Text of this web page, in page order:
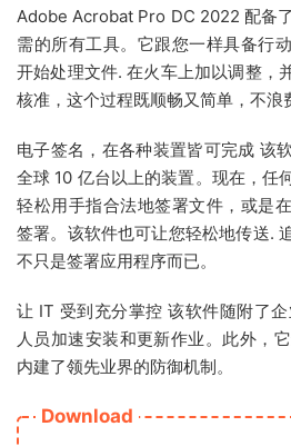
Adobe Acrobat Pro DC 2022 配备
需的所有工具。它跟您一样具备行
开始处理文件. 在火车上加以调整，
核准，这个过程既顺畅又简单，不浪
电子签名，在各种装置皆可完成 该
全球 10 亿台以上的装置。现在，任
轻松用手指合法地签署文件，或是
签署。该软件也可让您轻松地传送.
不只是签署应用程序而已。
让 IT 受到充分掌控 该软件随附了
人员加速安装和更新作业。此外，
内建了领先业界的防御机制。
Download